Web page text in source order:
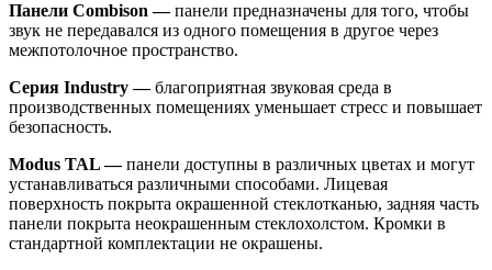
Панели Combison —панели предназначены для того, чтобы
звук не передавался из одного помещения в другое через
межпотолочное пространство.
Серия Industry —благоприятная звуковая среда в
производственных помещениях уменьшает стресс и повышает
безопасность.
Modus TAL —панели доступны в различных цветах и могут
устанавливаться различными способами. Лицевая
поверхность покрыта окрашенной стеклотканью, задняя часть
панели покрыта неокрашенным стеклохолстом. Кромки в
стандартной комплектации не окрашены.